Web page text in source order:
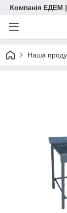
Компанія ЕДЕМ |
Наша